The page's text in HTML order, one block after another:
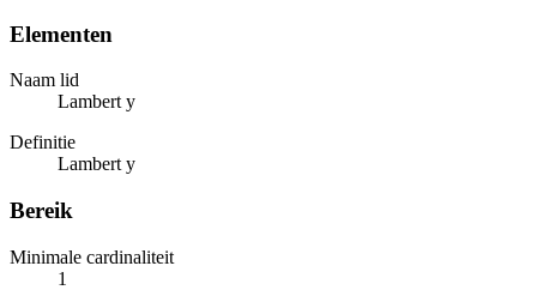
Elementen
Naam lid
Lambert y
Definitie
Lambert y
Bereik
Minimale cardinaliteit
1